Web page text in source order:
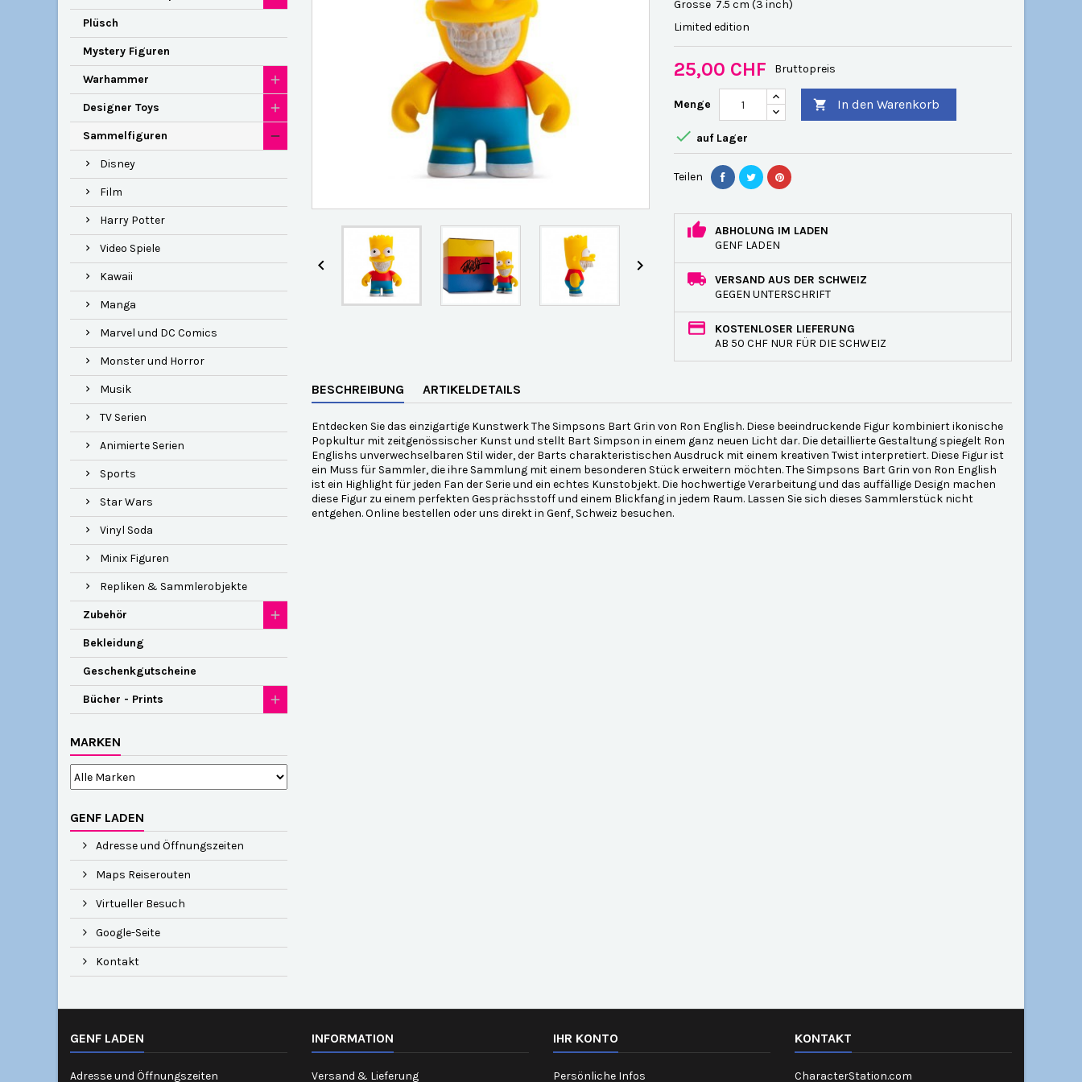
Plüsch
Mystery Figuren
Warhammer
Designer Toys
Sammelfiguren
Disney
Film
Harry Potter
Video Spiele
Kawaii
Manga
Marvel und DC Comics
Monster und Horror
Musik
TV Serien
Animierte Serien
Sports
Star Wars
Vinyl Soda
Minix Figuren
Repliken & Sammlerobjekte
Zubehör
Bekleidung
Geschenkgutscheine
Bücher - Prints
MARKEN
GENF LADEN
Adresse und Öffnungszeiten
Maps Reiserouten
Virtueller Besuch
Google-Seite
Kontakt
 
Grosse 7.5 cm (3 inch)
Limited edition
25,00 CHF Bruttopreis
Menge  In den Warenkorb
 auf Lager
Teilen
ABHOLUNG IM LADEN
GENF LADEN
VERSAND AUS DER SCHWEIZ
GEGEN UNTERSCHRIFT
KOSTENLOSER LIEFERUNG
AB 50 CHF NUR FÜR DIE SCHWEIZ
BESCHREIBUNG ARTIKELDETAILS
Entdecken Sie das einzigartige Kunstwerk The Simpsons Bart Grin von Ron English. Diese beeindruckende Figur kombiniert ikonische
Popkultur mit zeitgenössischer Kunst und stellt Bart Simpson in einem ganz neuen Licht dar. Die detaillierte Gestaltung spiegelt Ron
Englishs unverwechselbaren Stil wider, der Barts charakteristischen Ausdruck mit einem kreativen Twist interpretiert. Diese Figur ist
ein Muss für Sammler, die ihre Sammlung mit einem besonderen Stück erweitern möchten. The Simpsons Bart Grin von Ron English
ist ein Highlight für jeden Fan der Serie und ein echtes Kunstobjekt. Die hochwertige Verarbeitung und das auffällige Design machen
diese Figur zu einem perfekten Gesprächsstoff und einem Blickfang in jedem Raum. Lassen Sie sich dieses Sammlerstück nicht
entgehen. Online bestellen oder uns direkt in Genf, Schweiz besuchen.
GENF LADEN
Adresse und Öffnungszeiten
INFORMATION
Versand & Lieferung
IHR KONTO
Persönliche Infos
KONTAKT
CharacterStation.com